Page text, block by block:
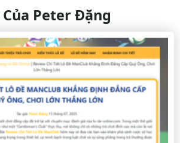
Peter Đặng